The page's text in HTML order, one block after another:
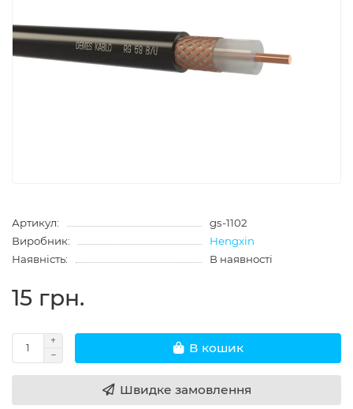
Артикул:
gs-1102
Виробник:
Hengxin
Наявність:
В наявності
15 грн.
В кошик
Швидке замовлення